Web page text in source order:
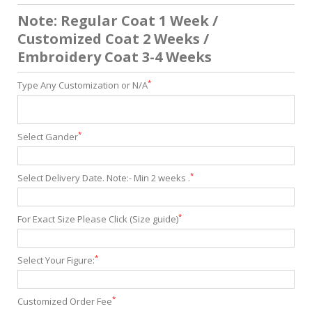
Note: Regular Coat 1 Week /
Customized Coat 2 Weeks /
Embroidery Coat 3-4 Weeks
Type Any Customization or N/A*
Select Gander*
Select Delivery Date. Note:- Min 2 weeks .*
For Exact Size Please Click (Size guide)*
Select Your Figure:*
Customized Order Fee*